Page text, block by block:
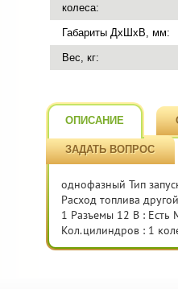
колеса:
Габариты ДхШхВ, мм:
Вес, кг:
ОПИСАНИЕ
ЗАДАТЬ ВОПРОС
однофазный Тип
Расход топлива
1 Разъемы 12 В : Есть
Кол.цилиндров : 1